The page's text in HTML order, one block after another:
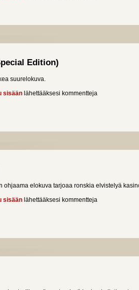
Edition)
suurelokuva.
susien kanssa (Special Edition)
sisään lähettääksesi kommentteja
ohjaama elokuva tarjoaa ronskia elvistelyä
Graceland
sisään lähettääksesi kommentteja